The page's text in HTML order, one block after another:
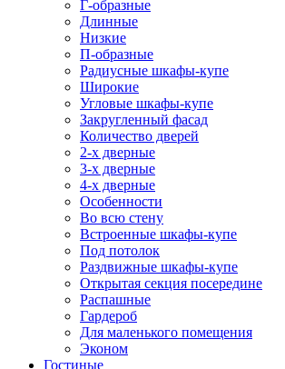
Г-образные
Длинные
Низкие
П-образные
Радиусные шкафы-купе
Широкие
Угловые шкафы-купе
Закругленный фасад
Количество дверей
2-х дверные
3-х дверные
4-х дверные
Особенности
Во всю стену
Встроенные шкафы-купе
Под потолок
Раздвижные шкафы-купе
Открытая секция посередине
Распашные
Гардероб
Для маленького помещения
Эконом
Гостиные